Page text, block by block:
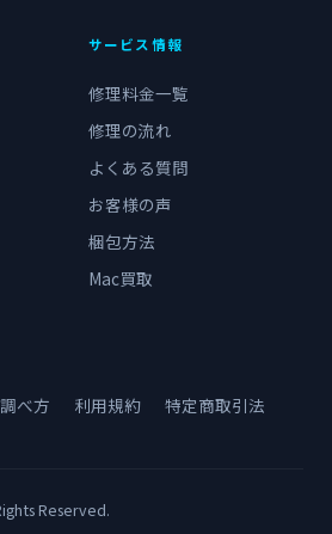
サービス情報
修理料金一覧
修理の流れ
よくある質問
お客様の声
梱包方法
Mac買取
べ方 利用規約 特定商取引法
Reserved.